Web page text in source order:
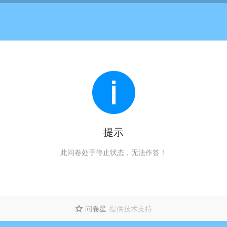
提示
此问卷处于停止状态，无法作答！
 问卷星 提供技术支持